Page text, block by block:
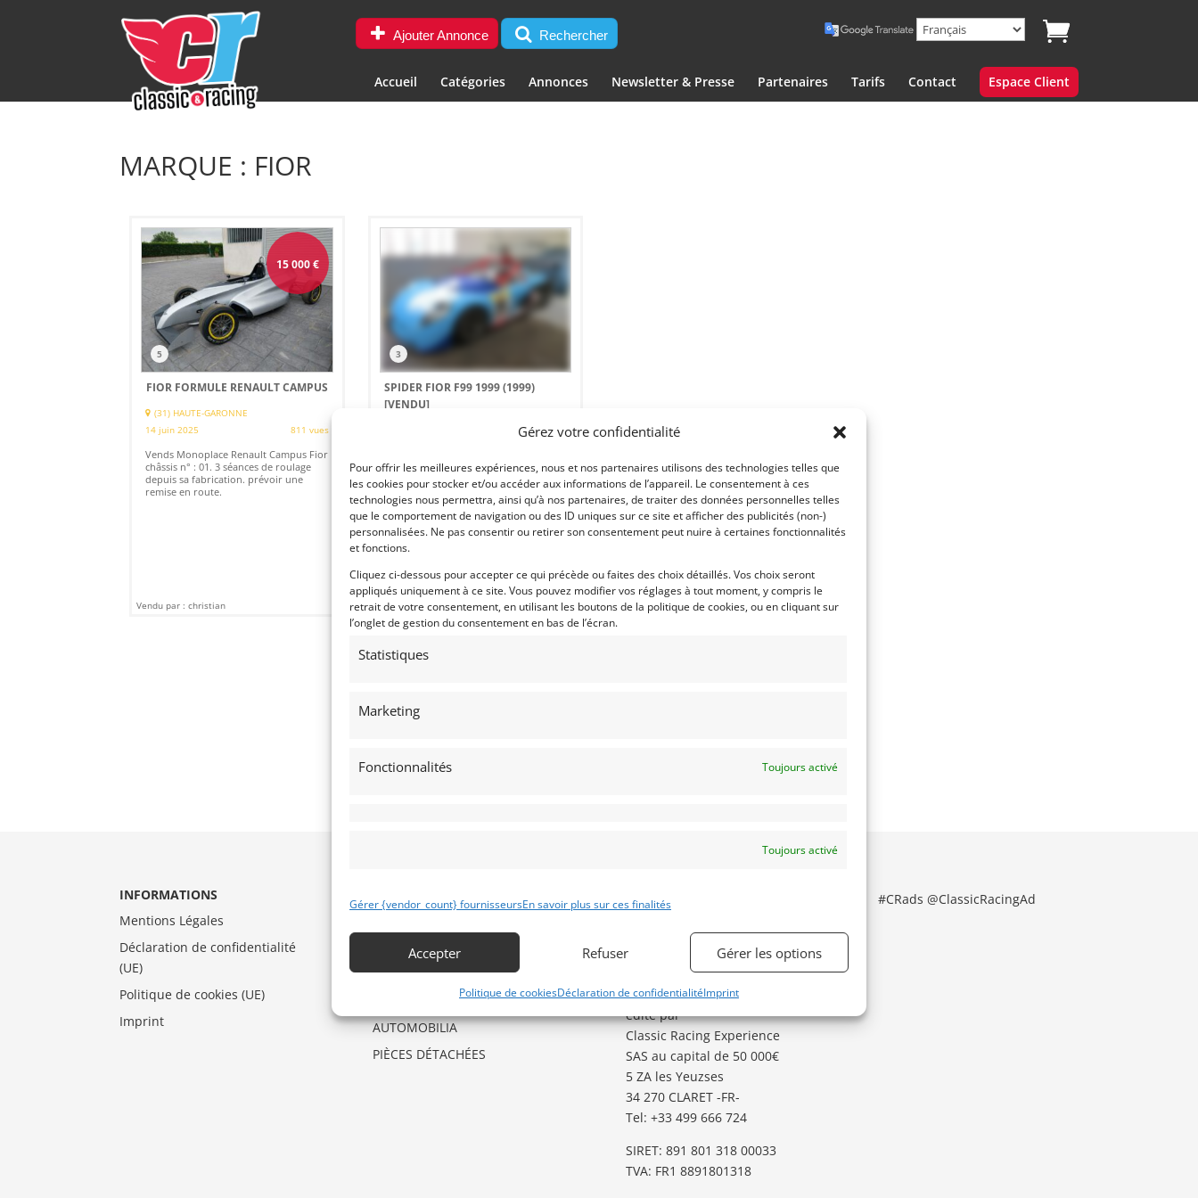
Gérez votre confidentialité
Pour offrir les meilleures expériences, nous et nos partenaires utilisons des technologies telles que
les cookies pour stocker et/ou accéder aux informations de l’appareil. Le consentement à ces
technologies nous permettra, ainsi qu’à nos partenaires, de traiter des données personnelles telles
que le comportement de navigation ou des ID uniques sur ce site et afficher des publicités (non-)
personnalisées. Ne pas consentir ou retirer son consentement peut nuire à certaines fonctionnalités
et fonctions.
Cliquez ci-dessous pour accepter ce qui précède ou faites des choix détaillés. Vos choix seront
appliqués uniquement à ce site. Vous pouvez modifier vos réglages à tout moment, y compris le
retrait de votre consentement, en utilisant les boutons de la politique de cookies, ou en cliquant sur
l’onglet de gestion du consentement en bas de l’écran.
Statistiques
Marketing
Fonctionnalités Toujours activé
Toujours activé
Gérer {vendor_count} fournisseursEn savoir plus sur ces finalités
Accepter Refuser Gérer les options
Politique de cookiesDéclaration de confidentialitéImprint
Ajouter Annonce Rechercher
Accueil Catégories Annonces Newsletter & Presse Partenaires Tarifs Contact Espace Client
MARQUE : FIOR
15 000€
5
FIOR FORMULE RENAULT CAMPUS
(31) HAUTE-GARONNE
14 juin 2025
811 vues
Vends Monoplace Renault Campus Fior
châssis n° : 01. 3 séances de roulage
depuis sa fabrication. prévoir une
remise en route.
Vendu par : christian
3
SPIDER FIOR F99 1999 (1999)
[VENDU]
Spider FIOR F99 châssis 004/ 0032.
Boite séquentielle. Voiture très
performante. Livrée avec son set de
roulage.
Vendu par : christian
INFORMATIONS
Mentions Légales
Déclaration de confidentialité
(UE)
Politique de cookies (UE)
Imprint
DRAGSTER
MOTO
VENTES AUX ENCHERES
AUTOMOBILIA
PIÈCES DÉTACHÉES
Contactez notre service
Annonces
Classic Racing Annonces
édité par
Classic Racing Experience
SAS au capital de 50 000€
5 ZA les Yeuzses
34 270 CLARET -FR-
Tel: ‭+33 499 666 724‬
SIRET: 891 801 318 00033
TVA: FR1 8891801318
#CRads @ClassicRacingAd